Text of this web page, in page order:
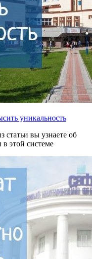
уникальность
вы узнаете об
этой системе